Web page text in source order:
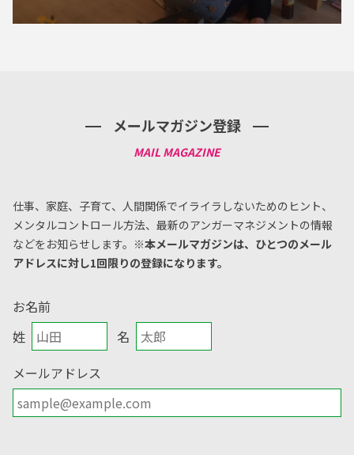
メールマガジン登録
仕事、家庭、子育て、人間関係でイライラしないためのヒント、
メンタルコントロール方法、 最新のアンガーマネジメントの情報
などをお知らせします。 ※本メールマガジンは、ひとつのメール
アドレスに対し1回限りの登録になります。
お名前
姓
名
メールアドレス